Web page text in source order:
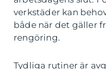
verkstäder kan
både när det gäller
rengöring.
Tydliga rutiner är